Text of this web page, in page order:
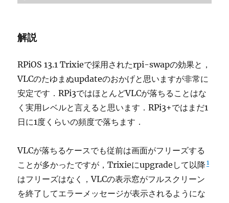
解説
RPiOS 13.1 Trixieで採用されたrpi-swapの効果と，
VLCのたゆまぬupdateのおかげと思いますが非常に
安定です．RPi3ではほとんどVLCが落ちることはな
く実用レベルと言えると思います．RPi3+ではまだ1
日に1度くらいの頻度で落ちます．
VLCが落ちるケースでも従前は画面がフリーズする
ことが多かったですが，Trixieにupgradeして以降 1
はフリーズはなく，VLCの表示窓がフルスクリーン
を終了してエラーメッセージが表示されるようにな